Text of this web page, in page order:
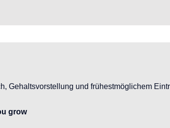
Gehaltsvorstellung und frühestmöglichem
grow